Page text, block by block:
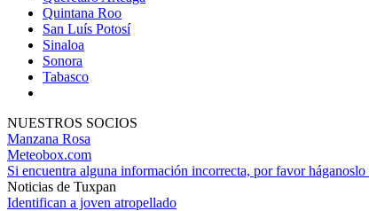
Quintana Roo
San Luís Potosí
Sinaloa
Sonora
Tabasco
NUESTROS SOCIOS
Manzana Rosa
Meteobox.com
Si encuentra alguna información incorrecta, por favor háganoslo
Noticias de Tuxpan
Identifican a joven atropellado